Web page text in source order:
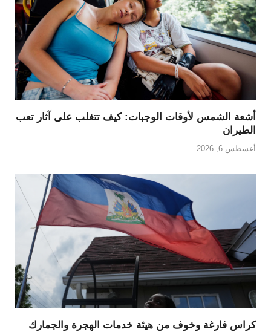
أشعة الشمس لأوقات الوجبات: كيف تتغلب على آثار تعب
الطيران
أغسطس 6, 2026
كراس فارغة وخوف من هيئة خدمات الهجرة والجمارك